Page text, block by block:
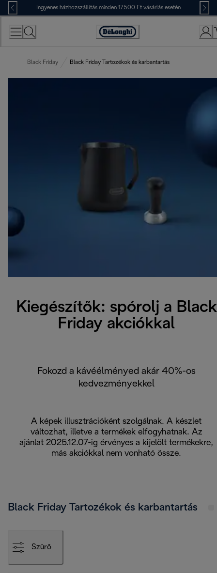
Skip
to
Content
Ingyenes házhozszállítás minden 17500 Ft vásárlás esetén
Accessibility
Black Friday Black Friday Tartozékok és karbantartás
Kiegészítők: spórolj a Black
Friday akciókkal
Fokozd a kávéélményed akár 40%-os
kedvezményekkel
A képek illusztrációként szolgálnak. A készlet
változhat, illetve a termékek elfogyhatnak. Az
ajánlat 2025.12.07-ig érvényes a kijelölt termékekre,
más akciókkal nem vonható össze.
Black Friday Tartozékok és karbantartás
Szűrő